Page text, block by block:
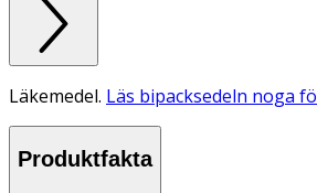
Läkemedel. Läs bipacksedeln noga
Produktfakta